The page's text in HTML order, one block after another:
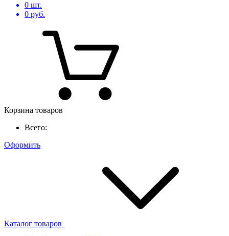
0 шт.
0 руб.
Корзина товаров
Всего:
Оформить
Каталог товаров